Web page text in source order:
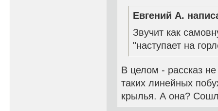
Евгений А.
Звучит как
"наступает на
В целом - рассказ
таких линейных
крылья. А она?